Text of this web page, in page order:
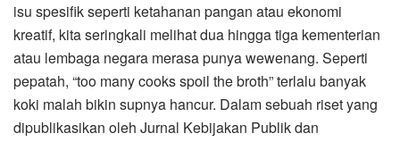
isu spesifik seperti ketahanan pangan atau ekonomi
kreatif, kita seringkali melihat dua hingga tiga kementerian
atau lembaga negara merasa punya wewenang. Seperti
pepatah, “too many cooks spoil the broth” terlalu banyak
koki malah bikin supnya hancur. Dalam sebuah riset yang
dipublikasikan oleh Jurnal Kebijakan Publik dan